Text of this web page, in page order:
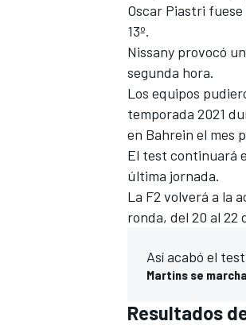
MÁS CATEGORÍAS
Oscar Piastri fuese
13º.
Nissany provocó
segunda hora.
Los equipos
temporada 2021
en Bahrein el mes
El test continuará
última jornada.
La F2 volverá a la
ronda, del 20 al 22
Así acabó el
Martins se
Resultados